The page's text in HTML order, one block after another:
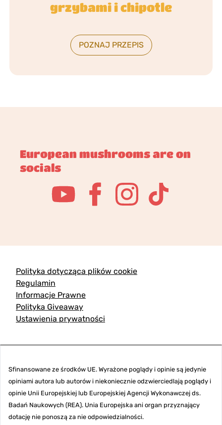
grzybami i chipotle
POZNAJ PRZEPIS
European mushrooms are on
socials
Polityka dotycząca plików cookie
Regulamin
Informacje Prawne
Polityka Giveaway
Ustawienia prywatności
Sfinansowane ze środków UE. Wyrażone poglądy i opinie są jedynie
opiniami autora lub autorów i niekoniecznie odzwierciedlają poglądy i
opinie Unii Europejskiej lub Europejskiej Agencji Wykonawczej ds.
Badań Naukowych (REA). Unia Europejska ani organ przyznający
dotację nie ponoszą za nie odpowiedzialności.